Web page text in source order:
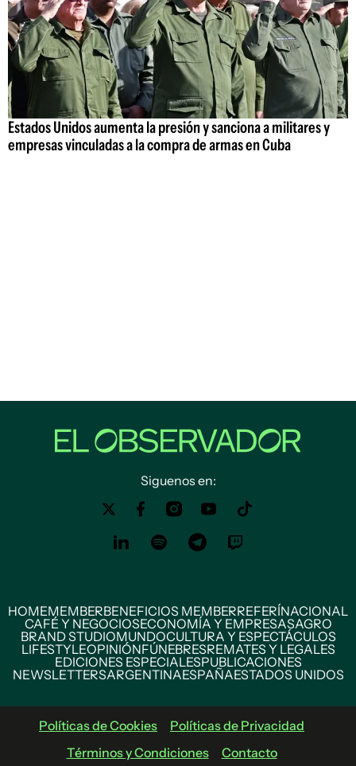
Estados Unidos aumenta la presión y sanciona a militares y
empresas vinculadas a la compra de armas en Cuba
Siguenos en:
HOMEMEMBERBENEFICIOS MEMBERREFERÍNACIONAL
CAFÉ Y NEGOCIOSECONOMÍA Y EMPRESASAGRO
BRAND STUDIOMUNDOCULTURA Y ESPECTÁCULOS
LIFESTYLEOPINIÓNFÚNEBRESREMATES Y LEGALES
EDICIONES ESPECIALESPUBLICACIONES
NEWSLETTERSARGENTINAESPAÑAESTADOS UNIDOS
Políticas de Cookies
Políticas de Privacidad
Términos y Condiciones
Contacto